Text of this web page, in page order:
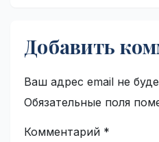
Добавить
Ваш адрес email не
Обязательные поля
Комментарий *